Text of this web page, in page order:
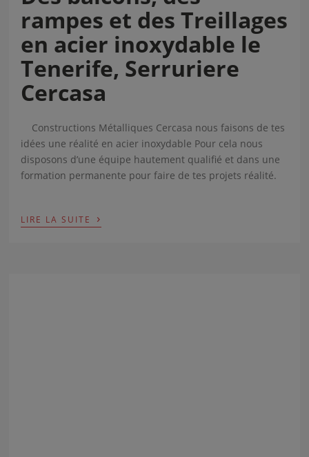
rampes et des Treillages
en acier inoxydable le
Tenerife, Serruriere
Cercasa
Constructions Métalliques Cercasa nous faisons de tes
idées une réalité en acier inoxydable Pour cela nous
disposons d’une équipe hautement qualifié et dans une
formation permanente pour faire de tes projets réalité.
LIRE LA SUITE ›